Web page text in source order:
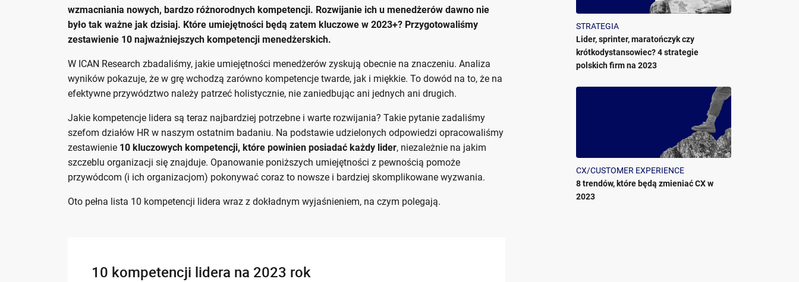
wzmacniania nowych, bardzo różnorodnych kompetencji. Rozwijanie ich u menedżerów dawno nie
było tak ważne jak dzisiaj. Które umiejętności będą zatem kluczowe w 2023+? Przygotowaliśmy
zestawienie 10 najważniejszych kompetencji menedżerskich.
W ICAN Research zbadaliśmy, jakie umiejętności menedżerów zyskują obecnie na znaczeniu. Analiza
wyników pokazuje, że w grę wchodzą zarówno kompetencje twarde, jak i miękkie. To dowód na to, że na
efektywne przywództwo należy patrzeć holistycznie, nie zaniedbując ani jednych ani drugich.
Jakie kompetencje lidera są teraz najbardziej potrzebne i warte rozwijania? Takie pytanie zadaliśmy
szefom działów HR w naszym ostatnim badaniu. Na podstawie udzielonych odpowiedzi opracowaliśmy
zestawienie 10 kluczowych kompetencji, które powinien posiadać każdy lider, niezależnie na jakim
szczeblu organizacji się znajduje. Opanowanie poniższych umiejętności z pewnością pomoże
przywódcom (i ich organizacjom) pokonywać coraz to nowsze i bardziej skomplikowane wyzwania.
Oto pełna lista 10 kompetencji lidera wraz z dokładnym wyjaśnieniem, na czym polegają.
10 kompetencji lidera na 2023 rok
STRATEGIA
Lider, sprinter, maratończyk czy
krótkodystansowiec? 4 strategie
polskich firm na 2023
CX/CUSTOMER EXPERIENCE
8 trendów, które będą zmieniać CX w
2023